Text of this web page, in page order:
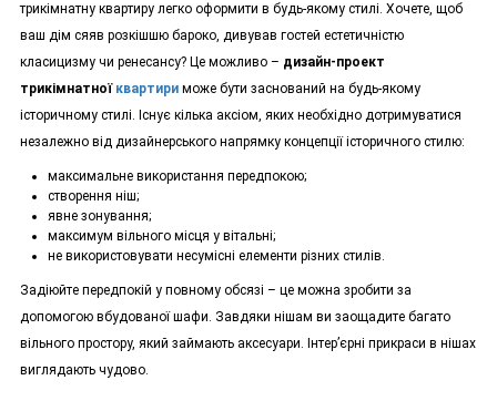
трикімнатну квартиру легко оформити в будь-якому стилі. Хочете, щоб
ваш дім сяяв розкішшю бароко, дивував гостей естетичністю
класицизму чи ренесансу? Це можливо – дизайн-проект
трикімнатної квартириможе бути заснований на будь-якому
історичному стилі. Існує кілька аксіом, яких необхідно дотримуватися
незалежно від дизайнерського напрямку концепції історичного стилю:
максимальне використання передпокою;
створення ніш;
явне зонування;
максимум вільного місця у вітальні;
не використовувати несумісні елементи різних стилів.
Задіюйте передпокій у повному обсязі – це можна зробити за
допомогою вбудованої шафи. Завдяки нішам ви заощадите багато
вільного простору, який займають аксесуари. Інтер’єрні прикраси в нішах
виглядають чудово.